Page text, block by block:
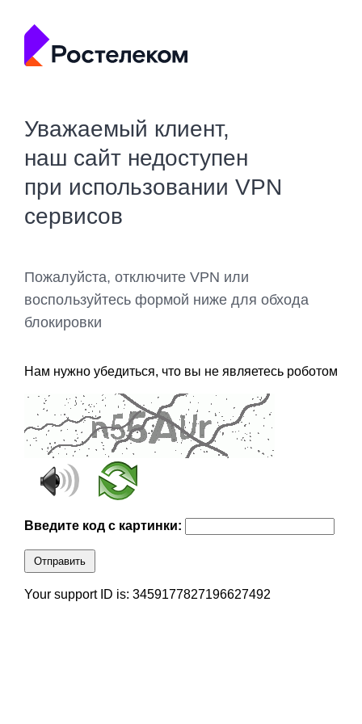
Уважаемый клиент,
наш сайт недоступен
при использовании VPN
сервисов
Пожалуйста, отключите VPN или
воспользуйтесь формой ниже для обхода
блокировки
Нам нужно убедиться, что вы не являетесь роботом
Введите код с картинки:
Отправить
Your support ID is: 3459177827196627492